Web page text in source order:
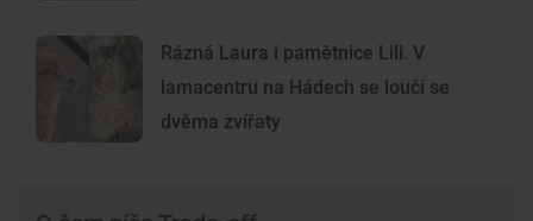
Rázná Laura i pamětnice Lili. V
lamacentru na Hádech se loučí se
dvěma zvířaty